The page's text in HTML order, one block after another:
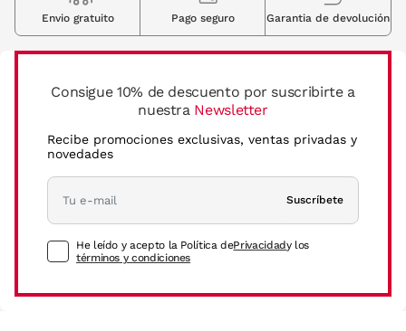
Consigue 10% de descuento por suscribirte a
nuestra Newsletter
Recibe promociones exclusivas, ventas privadas y
novedades
Suscríbete
He leído y acepto la Política dePrivacidady los
términos y condiciones
Envio gratuito Pago seguro Garantia de devolución